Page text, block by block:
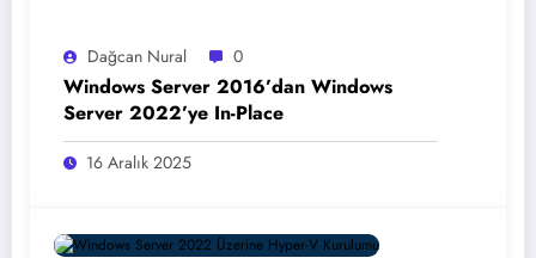
Dağcan Nural 0
Windows Server 2016’dan Windows
Server 2022’ye In-Place
16 Aralık 2025